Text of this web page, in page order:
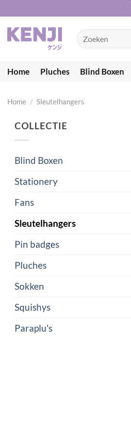
inhoud
Zoeken
naar:
Home Pluches Blind Boxen
Home / Sleutelhangers
COLLECTIE
Blind Boxen
Stationery
Fans
Sleutelhangers
Pin badges
Pluches
Sokken
Squishys
Paraplu's